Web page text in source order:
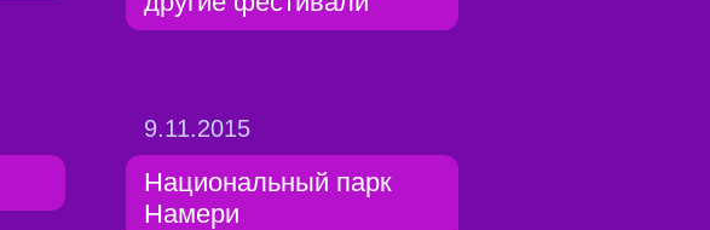
9.11.2015
Национальный парк
Намери